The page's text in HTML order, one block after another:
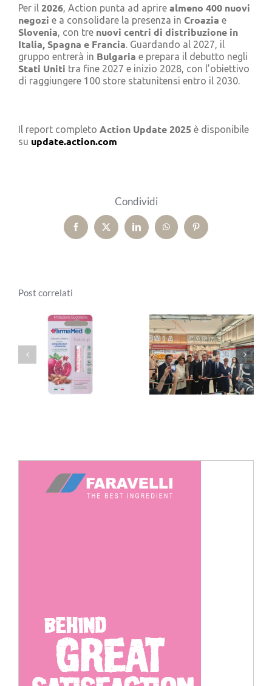
Per il 2026, Action punta ad aprire almeno 400 nuovi
negozi e a consolidare la presenza in Croazia e
Slovenia, con tre nuovi centri di distribuzione in
Italia, Spagna e Francia. Guardando al 2027, il
gruppo entrerà in Bulgaria e prepara il debutto negli
Stati Uniti tra fine 2027 e inizio 2028, con l’obiettivo
di raggiungere 100 store statunitensi entro il 2030.
Il report completo Action Update 2025 è disponibile
su update.action.com
Condividi
FacebookX LinkedInWhatsAppPinterest
Post correlati